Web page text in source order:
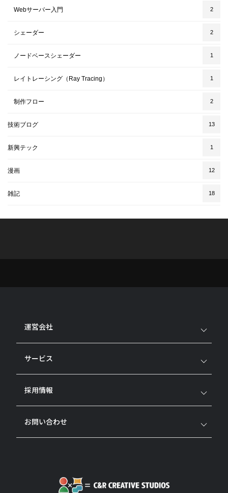
Webサーバー入門 2
シェーダー 2
ノードベースシェーダー 1
レイトレーシング（Ray Tracing） 1
制作フロー 2
技術ブログ 13
新興テック 1
漫画 12
雑記 18
運営会社
サービス
採用情報
お問い合わせ